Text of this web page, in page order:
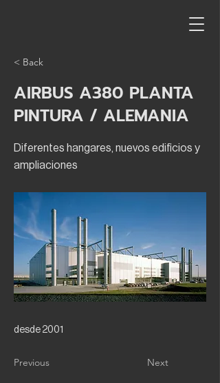
< Back
AIRBUS A380 PLANTA
PINTURA / ALEMANIA
Diferentes hangares, nuevos edificios y
ampliaciones
desde 2001
Previous Next